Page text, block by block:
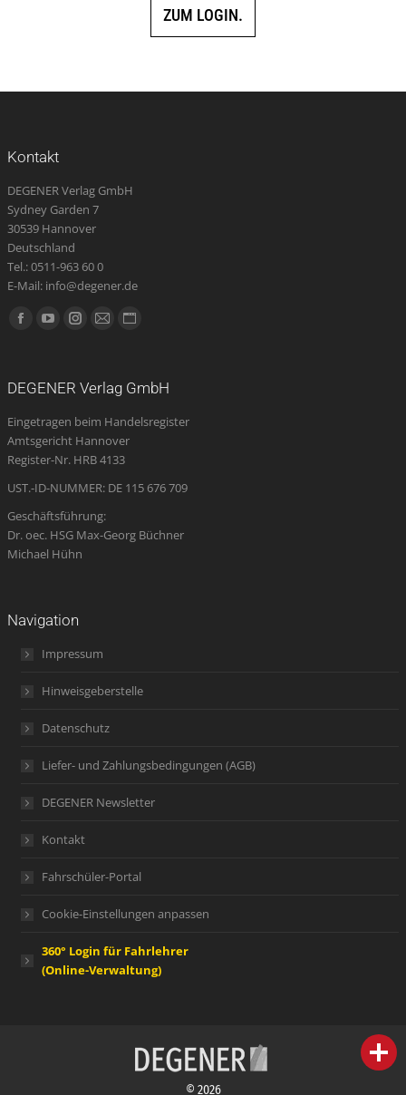
ZUM LOGIN.
Kontakt
DEGENER Verlag GmbH
Sydney Garden 7
30539 Hannover
Deutschland
Tel.: 0511-963 60 0
E-Mail: info@degener.de
Finden Sie uns auf:
Facebook
new
window
YouTube
new
window
Instagram
new
window
E-
opens
in
new
Website
new
DEGENER Verlag GmbH
Eingetragen beim Handelsregister
Amtsgericht Hannover
Register-Nr. HRB 4133
UST.-ID-NUMMER: DE 115 676 709
Geschäftsführung:
Dr. oec. HSG Max-Georg Büchner
Michael Hühn
Navigation
Impressum
Hinweisgeberstelle
Datenschutz
Liefer- und Zahlungsbedingungen (AGB)
DEGENER Newsletter
Kontakt
Fahrschüler-Portal
Cookie-Einstellungen anpassen
360° Login für Fahrlehrer
(Online-Verwaltung)
© 2026
person IHR FACHBERATER